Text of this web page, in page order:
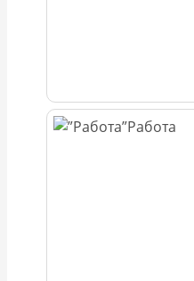
Работа